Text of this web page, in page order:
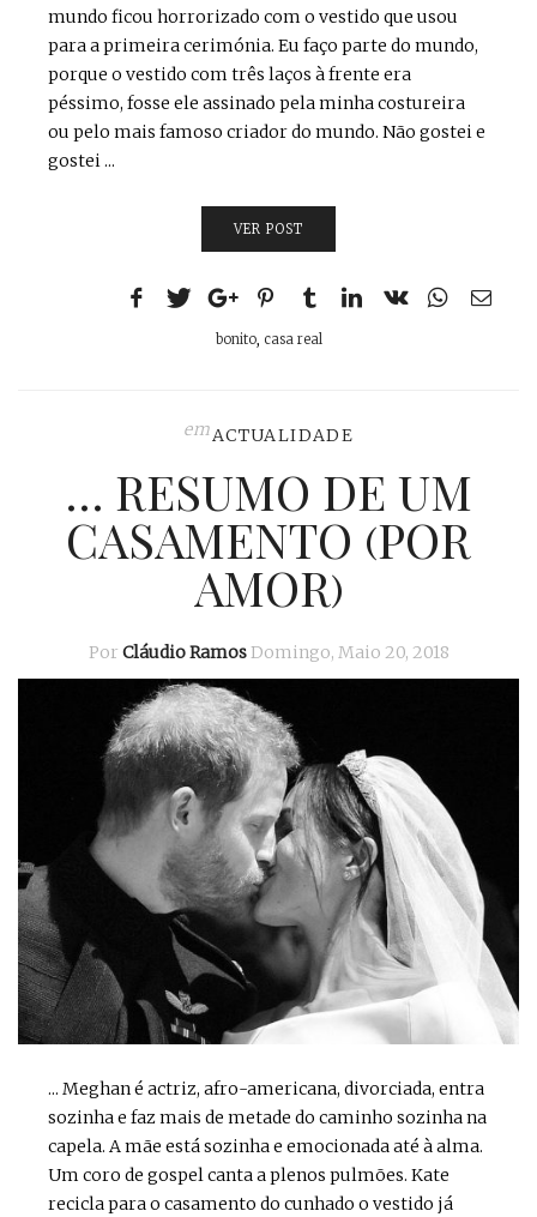
mundo ficou horrorizado com o vestido que usou
para a primeira cerimónia. Eu faço parte do mundo,
porque o vestido com três laços à frente era
péssimo, fosse ele assinado pela minha costureira
ou pelo mais famoso criador do mundo. Não gostei e
gostei ...
VER POST
bonito, casa real
emACTUALIDADE
… RESUMO DE UM
CASAMENTO (POR
AMOR)
Por Cláudio RamosDomingo, Maio 20, 2018
... Meghan é actriz, afro-americana, divorciada, entra
sozinha e faz mais de metade do caminho sozinha na
capela. A mãe está sozinha e emocionada até à alma.
Um coro de gospel canta a plenos pulmões. Kate
recicla para o casamento do cunhado o vestido já